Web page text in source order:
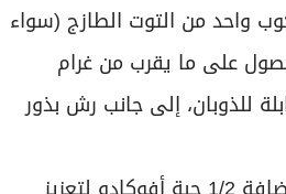
واحد من التوت الطازج (سواء
على ما يقرب من غرام
للذوبان، إلى جانب رش بذور